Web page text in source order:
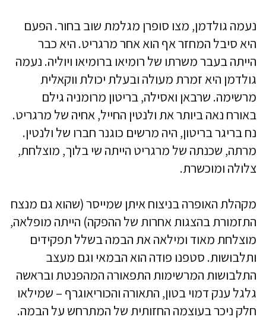
נעמה גולדמן, מצו סופרן מגלמת שוב בחור. הפעם
היא סיבל המחזר אף הוא אחר מרגריט. היא כבר
הייתה בעבר משרתו של רומיאו ברומיאו ויוליה. נעמה
גולדמן היא זמרת מעולה ובעלת יכולת ווקאלית
מרשימה. שרבאן ואסילה, בריטון מרומניה גילם
באורח נאה ביותר את ולנטין החייל, אחיה של מרגריט.
נח בריגר בריטון, היה מרשים כוגנר חברו של ולנטין.
מרתה, שכנתה של מרגריט הייתה שי בלוך, מוצלחת,
צלולה ומוכשרת.
מקהלת האופרה בניצוח איתן שמייסר (שהוא גם מנצח
התזמורת בהצגות אחרות של ההפקה) הייתה מופלאה,
מוצלחת מאוד ומילאה את הבמה בשלל תפקידים
ותלבושות. סטפנו פודה הוא הבמאי וגם מעצב
התלבושות המרשימות התפאורה המהפנטת ובראשה
גלגל ענק דמוי בטון, התאורה והכוריאוגרף – שמילאו
חלק ניכר בעוצמה החזותית של המתרחש על הבמה.